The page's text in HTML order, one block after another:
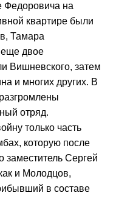
Федоровича на
квартире были
Тамара
еще двое
Вишневского, затем
и многих других. В
отряд.
только часть
которую после
заместитель Сергей
и Молодцов,
в составе